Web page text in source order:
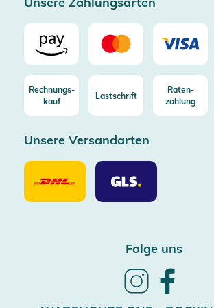
Rechnungs-
kauf
Lastschrift
Raten-
zahlung
Unsere Versandarten
Unsere
Versandarten
DHL
Unsere
Versandarten
GLS
Folge uns
Follow